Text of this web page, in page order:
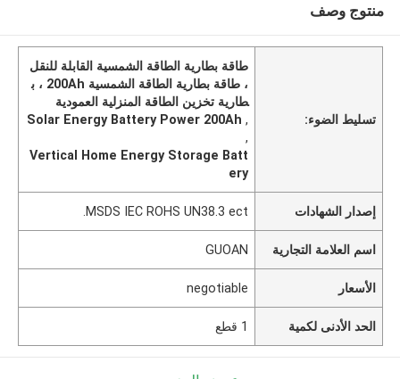
منتوج وصف
تسليط الضوء:
طاقة بطارية الطاقة الشمسية القابلة للنقل
، طاقة بطارية الطاقة الشمسية 200Ah ، ب
طارية تخزين الطاقة المنزلية العمودية
,
Solar Energy Battery Power 200Ah
,
Vertical Home Energy Storage Batt
ery
إصدار الشهادات MSDS IEC ROHS UN38.3 ect.
اسم العلامة التجارية GUOAN
الأسعار negotiable
الحد الأدنى لكمية 1 قطع